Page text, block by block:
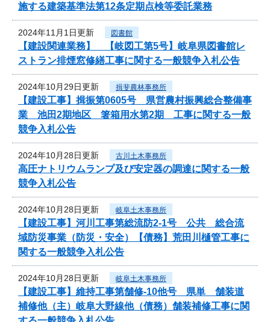
施する建築基準法第12条定期点検等委託業務
2024年11月1日更新 図書館
【建設関連業務】 【岐図工第5号】岐阜県図書館レ
ストラン排煙窓修繕工事に関する一般競争入札公告
2024年10月29日更新 揖斐農林事務所
【建設工事】揖振第0605号 県営農村振興総合整備事
業 池田2期地区 箸箱用水第2期 工事に関する一般
競争入札公告
2024年10月28日更新 古川土木事務所
高圧ナトリウムランプ及び安定器の調達に関する一般
競争入札公告
2024年10月28日更新 岐阜土木事務所
【建設工事】河川工事第総流防2-1号 公共 総合流
域防災事業（防災・安全）【債務】荒田川樋管工事に
関する一般競争入札公告
2024年10月28日更新 岐阜土木事務所
【建設工事】維持工事第舗修-10他号 県単 舗装道
補修他（主）岐阜大野線他（債務）舗装補修工事に関